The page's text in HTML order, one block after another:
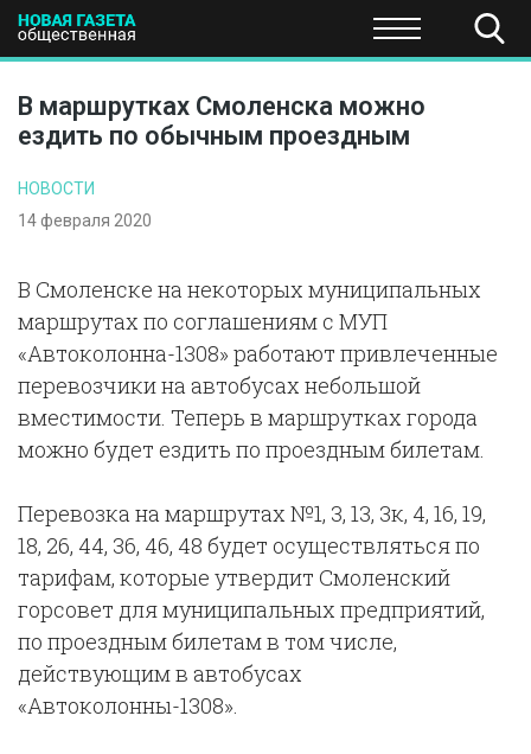
ПОЛИТИКА ЭКОНОМИКА НАУКА И
В маршрутках Смоленска можно
ездить по обычным проездным
НОВОСТИ
14 февраля 2020
В Смоленске на некоторых муниципальных
маршрутах по соглашениям с МУП
«Автоколонна-1308» работают привлеченные
перевозчики на автобусах небольшой
вместимости. Теперь в маршрутках города
можно будет ездить по проездным билетам.
Перевозка на маршрутах №1, 3, 13, 3к, 4, 16, 19,
18, 26, 44, 36, 46, 48 будет осуществляться по
тарифам, которые утвердит Смоленский
горсовет для муниципальных предприятий,
по проездным билетам в том числе,
действующим в автобусах
«Автоколонны-1308».